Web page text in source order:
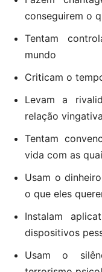
conseguirem o
Tentam
mundo
Criticam o
Levam a
relação vingativa
Tentam
vida com as
Usam o
o que eles
Instalam
dispositivos
Usam o